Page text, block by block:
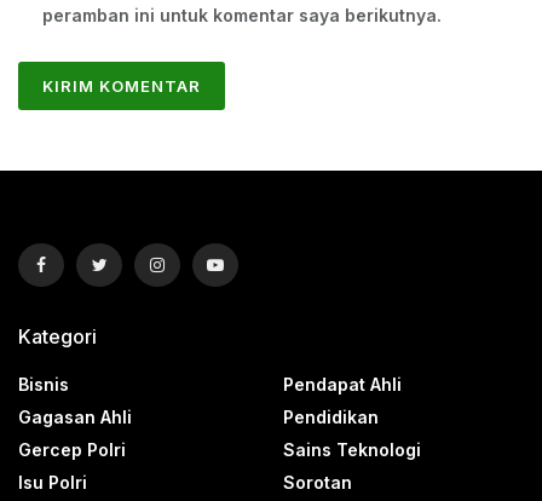
peramban ini untuk komentar saya berikutnya.
Kategori
Bisnis
Gagasan Ahli
Gercep Polri
Isu Polri
Pendapat Ahli
Pendidikan
Sains Teknologi
Sorotan